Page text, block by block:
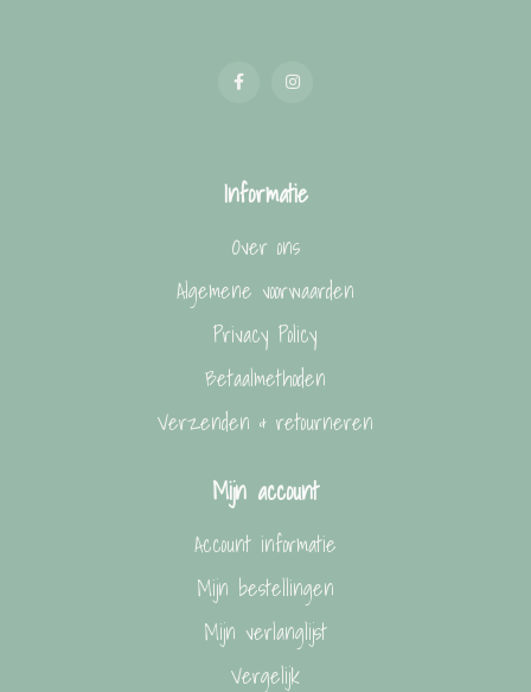
Informatie
Over ons
Algemene voorwaarden
Privacy Policy
Betaalmethoden
Verzenden & retourneren
Mijn account
Account informatie
Mijn bestellingen
Mijn verlanglijst
Vergelijk